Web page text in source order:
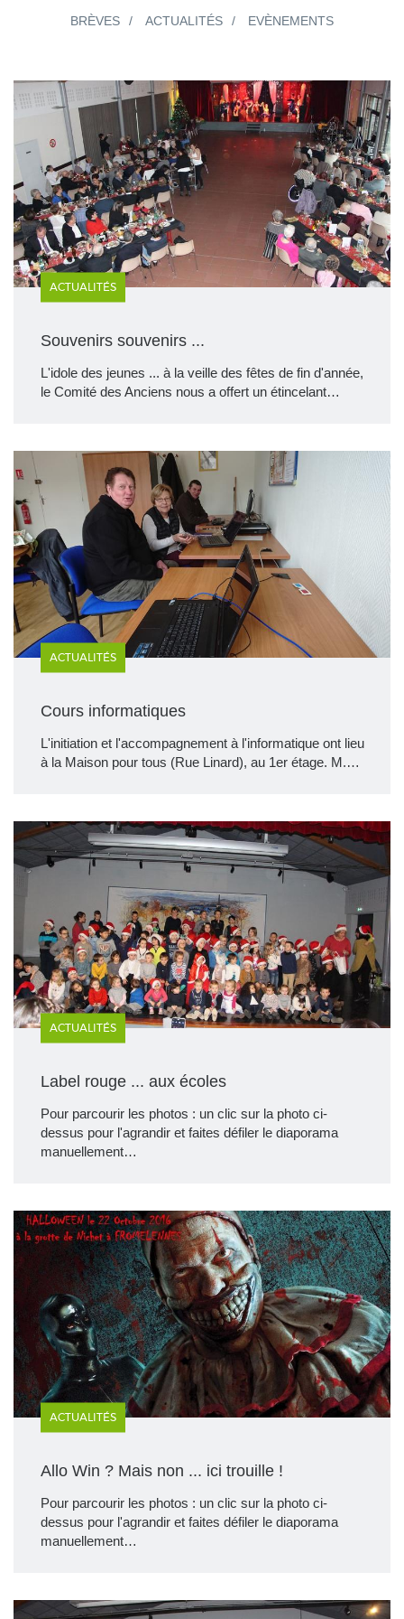
BRÈVES ACTUALITÉS EVÈNEMENTS
ACTUALITÉS
Souvenirs souvenirs ...
L'idole des jeunes ... à la veille des fêtes de fin d'année,
le Comité des Anciens nous a offert un étincelant…
ACTUALITÉS
Cours informatiques
L'initiation et l'accompagnement à l'informatique ont lieu
à la Maison pour tous (Rue Linard), au 1er étage. M.…
ACTUALITÉS
Label rouge ... aux écoles
Pour parcourir les photos : un clic sur la photo ci-
dessus pour l'agrandir et faites défiler le diaporama
manuellement…
ACTUALITÉS
Allo Win ? Mais non ... ici trouille !
Pour parcourir les photos : un clic sur la photo ci-
dessus pour l'agrandir et faites défiler le diaporama
manuellement…